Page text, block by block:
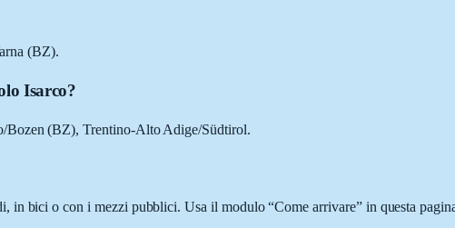
(BZ).
Isarco?
Bozen (BZ), Trentino-Alto Adige/Südtirol.
bici o con i mezzi pubblici. Usa il modulo “Come arrivare” in questa